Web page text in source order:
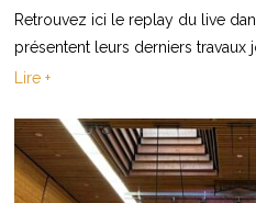
Retrouvez ici le replay du live
présentent leurs derniers travaux
Lire +